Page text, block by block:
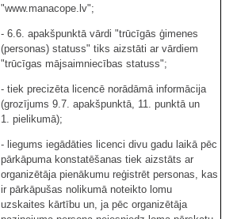
"www.manacope.lv";
- 6.6. apakšpunktā vārdi "trūcīgās ģimenes
(personas) statuss" tiks aizstāti ar vārdiem
"trūcīgas mājsaimniecības statuss";
- tiek precizēta licencē norādāmā informācija
(grozījums 9.7. apakšpunktā, 11. punktā un
1. pielikumā);
- liegums iegādāties licenci divu gadu laikā pēc
pārkāpuma konstatēšanas tiek aizstāts ar
organizētāja pienākumu reģistrēt personas, kas
ir pārkāpušas nolikumā noteikto lomu
uzskaites kārtību un, ja pēc organizētāja